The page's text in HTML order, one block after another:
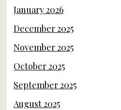
January 2026
December 2025
November 2025
October 2025
September 2025
August 2025